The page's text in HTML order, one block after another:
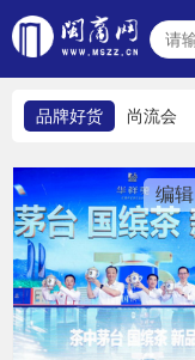
品牌好货 尚流会
编辑